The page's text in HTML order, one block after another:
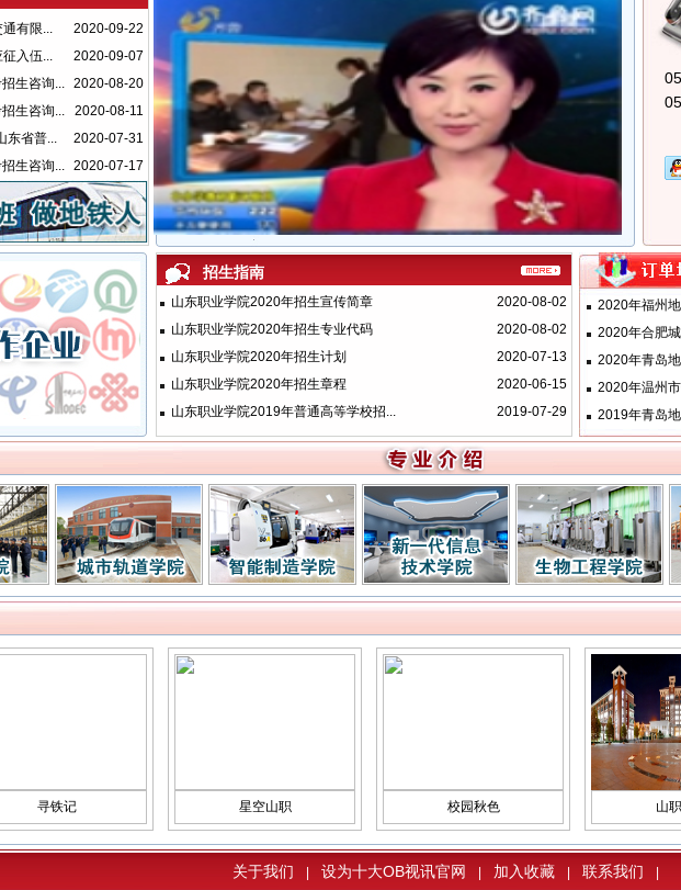
有限...
2020-09-22
入伍...
2020-09-07
生咨询... 2020-08-20
生咨询...
2020-08-11
东省普...
2020-07-31
生咨询... 2020-07-17
招生指南
山东职业学院2020年招生宣传简章
2020-08-02
山东职业学院2020年招生专业代码
2020-08-02
山东职业学院2020年招生计划
2020-07-13
山东职业学院2020年招生章程
2020-06-15
山东职业学院2019年普通高等学校招...
2019-07-29
2020年福州
2020年合肥
2020年青岛
2020年温州
2019年青岛
寻铁记 星空山职 校园秋色 山职夜
关于我们 设为十大OB视讯官网 加入收藏 联系我们